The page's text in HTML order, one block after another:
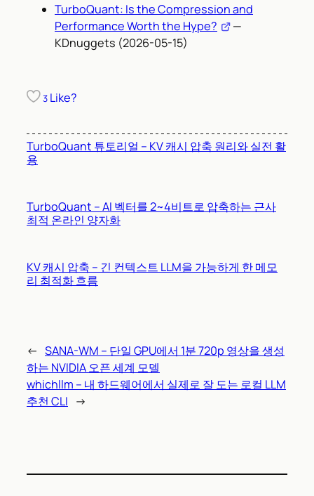
TurboQuant: Is the Compression and
Performance Worth the Hype?
—
KDnuggets (2026-05-15)
3 Like?
TurboQuant 튜토리얼 – KV 캐시 압축 원리와 실전 활
용
TurboQuant – AI 벡터를 2~4비트로 압축하는 근사
최적 온라인 양자화
KV 캐시 압축 – 긴 컨텍스트 LLM을 가능하게 한 메모
리 최적화 흐름
← SANA-WM – 단일 GPU에서 1분 720p 영상을 생성
하는 NVIDIA 오픈 세계 모델
whichllm – 내 하드웨어에서 실제로 잘 도는 로컬 LLM
추천 CLI →